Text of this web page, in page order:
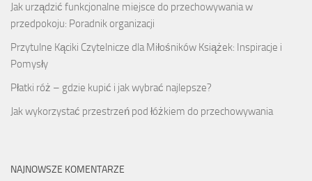
Jak urządzić funkcjonalne miejsce do przechowywania w
przedpokoju: Poradnik organizacji
Przytulne Kąciki Czytelnicze dla Miłośników Książek: Inspiracje i
Pomysły
Płatki róż – gdzie kupić i jak wybrać najlepsze?
Jak wykorzystać przestrzeń pod łóżkiem do przechowywania
NAJNOWSZE KOMENTARZE